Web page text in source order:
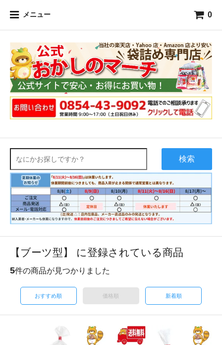
メニュー 0
検索
【ブーツ型】 に登録されている商品
5件の商品が見つかりました
おすすめ順 価格順 新着順